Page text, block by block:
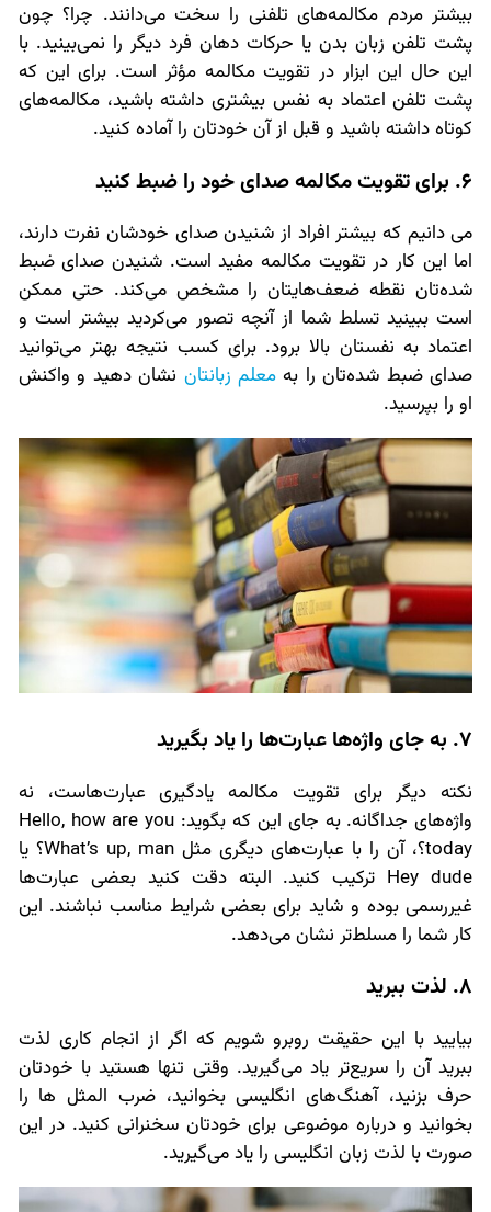
بیشتر مردم مکالمه‌های تلفنی را سخت می‌دانند. چرا؟ چون
پشت تلفن زبان بدن یا حرکات دهان فرد دیگر را نمی‌بینید. با
این حال این ابزار در تقویت مکالمه مؤثر است. برای این که
پشت تلفن اعتماد به نفس بیشتری داشته باشید، مکالمه‌های
کوتاه داشته باشید و قبل از آن خودتان را آماده کنید.
6. برای تقویت مکالمه صدای خود را ضبط کنید
می دانیم که بیشتر افراد از شنیدن صدای خودشان نفرت دارند،
اما این کار در تقویت مکالمه مفید است. شنیدن صدای ضبط
شده‌تان نقطه ضعف‌هایتان را مشخص می‌کند. حتی ممکن
است ببینید تسلط شما از آنچه تصور می‌کردید بیشتر است و
اعتماد به نفستان بالا برود. برای کسب نتیجه بهتر می‌توانید
صدای ضبط شده‌تان را به معلم زبانتان نشان دهید و واکنش
او را بپرسید.
7. به جای واژه‌ها عبارت‌ها را یاد بگیرید
نکته دیگر برای تقویت مکالمه یادگیری عبارت‌هاست، نه
واژه‌های جداگانه. به جای این که بگوید: Hello, how are you
today؟، آن را با عبارت‌های دیگری مثل What’s up, man؟ یا
Hey dude ترکیب کنید. البته دقت کنید بعضی عبارت‌ها
غیررسمی بوده و شاید برای بعضی شرایط مناسب نباشند. این
کار شما را مسلط‌تر نشان می‌دهد.
8. لذت ببرید
بیایید با این حقیقت روبرو شویم که اگر از انجام کاری لذت
ببرید آن را سریع‌تر یاد می‌گیرید. وقتی تنها هستید با خودتان
حرف بزنید، آهنگ‌های انگلیسی بخوانید، ضرب المثل ها را
بخوانید و درباره موضوعی برای خودتان سخنرانی کنید. در این
صورت با لذت زبان انگلیسی را یاد می‌گیرید.